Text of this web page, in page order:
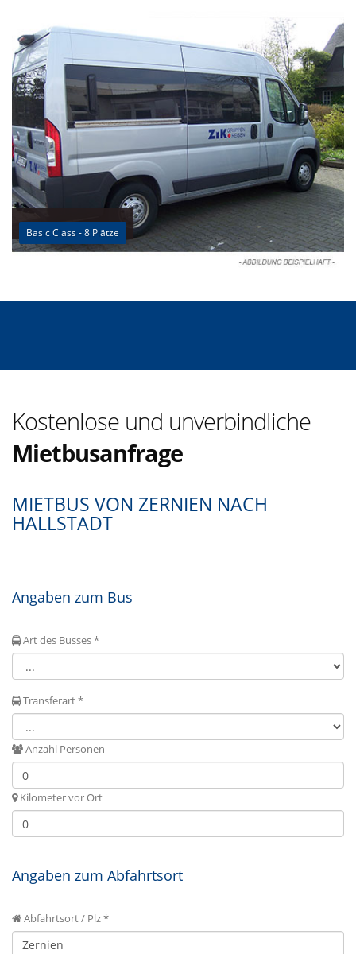
Basic Class - 8 Plätze
Kostenlose und unverbindliche
Mietbusanfrage
MIETBUS VON ZERNIEN NACH
HALLSTADT
Angaben zum Bus
Art des Busses *
Transferart *
Anzahl Personen
Kilometer vor Ort
Angaben zum Abfahrtsort
Abfahrtsort / Plz *